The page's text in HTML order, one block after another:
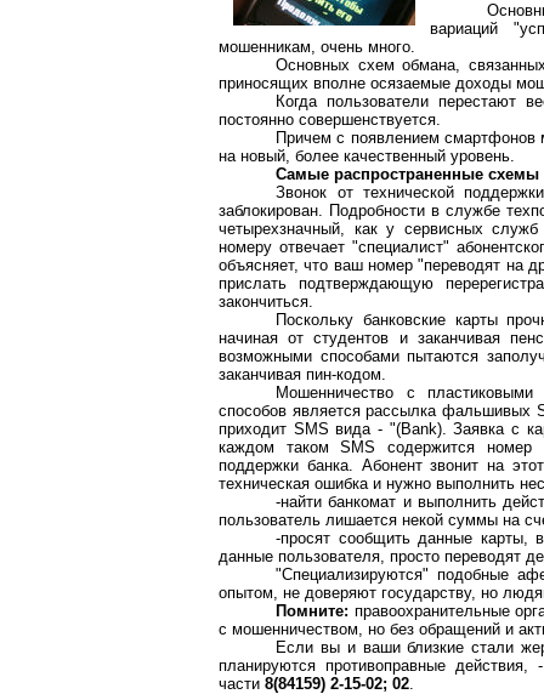
вариаций
мошенникам, очень много.
Основных схем обмана,
приносящих вполне осязаемые доходы
Когда пользователи перестают
постоянно совершенствуется.
Причем с появлением смартфонов
на новый, более качественный уровень.
Самые распространенные схемы
Звонок от технической
заблокирован. Подробности в службе
четырехзначный, как у сервисных
номеру отвечает "специалист"
объясняет, что ваш номер "переводят на
прислать подтверждающую
закончиться.
Поскольку банковские карты
начиная от студентов и заканчивая
возможными способами пытаются
заканчивая пин-кодом.
Мошенничество с
способов является рассылка фальшивых
приходит SMS вида - "(Bank). Заявка с
каждом таком SMS содержится
поддержки банка. Абонент звонит на
техническая ошибка и нужно выполнить
-найти банкомат и выполнить
пользователь лишается некой суммы на
-просят сообщить данные карты,
данные пользователя, просто переводят
"Специализируются" подобные
опытом, не доверяют государству, но
Помните: правоохранительные
с мошенничеством, но без обращений и
Если вы и ваши близкие стали
планируются противоправные
части 8(84159) 2-15-02; 02.